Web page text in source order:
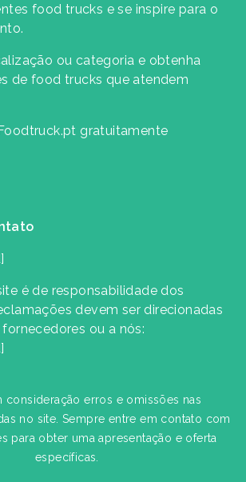
food trucks e se inspire para o
ou categoria e obtenha
de food trucks que atendem
gratuitamente
é de responsabilidade dos
devem ser direcionadas
ou a nós:
consideração erros e omissões nas
no site. Sempre entre em contato com
para obter uma apresentação e oferta
específicas.